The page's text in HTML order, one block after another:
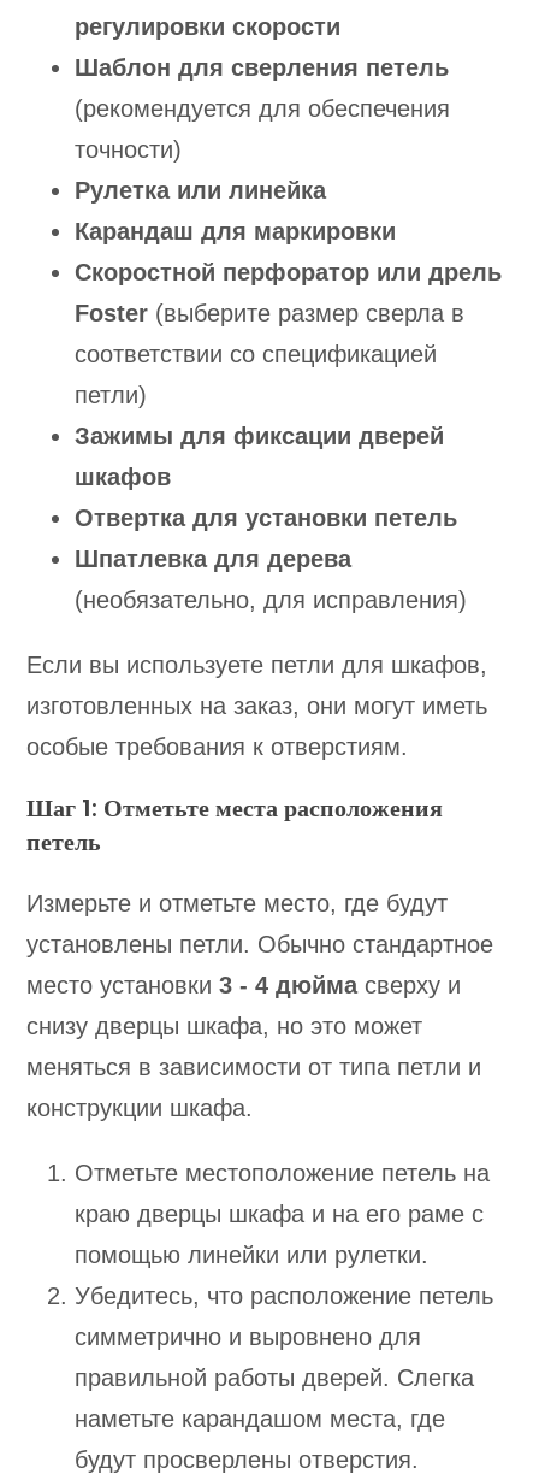
регулировки скорости
Шаблон для сверления петель
(рекомендуется для обеспечения
точности)
Рулетка или линейка
Карандаш для маркировки
Скоростной перфоратор или дрель
Foster (выберите размер сверла в
соответствии со спецификацией
петли)
Зажимы для фиксации дверей
шкафов
Отвертка для установки петель
Шпатлевка для дерева
(необязательно, для исправления)
Если вы используете петли для шкафов,
изготовленных на заказ, они могут иметь
особые требования к отверстиям.
Шаг 1: Отметьте места расположения
петель
Измерьте и отметьте место, где будут
установлены петли. Обычно стандартное
место установки3 - 4 дюймасверху и
снизу дверцы шкафа, но это может
меняться в зависимости от типа петли и
конструкции шкафа.
Отметьте местоположение петель на
краю дверцы шкафа и на его раме с
помощью линейки или рулетки.
Убедитесь, что расположение петель
симметрично и выровнено для
правильной работы дверей. Слегка
наметьте карандашом места, где
будут просверлены отверстия.